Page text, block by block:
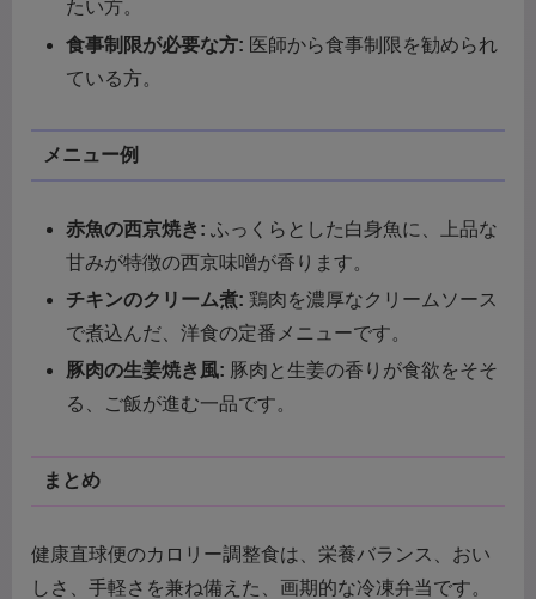
たい方。
食事制限が必要な方: 医師から食事制限を勧められ
ている方。
メニュー例
赤魚の西京焼き: ふっくらとした白身魚に、上品な
甘みが特徴の西京味噌が香ります。
チキンのクリーム煮: 鶏肉を濃厚なクリームソース
で煮込んだ、洋食の定番メニューです。
豚肉の生姜焼き風: 豚肉と生姜の香りが食欲をそそ
る、ご飯が進む一品です。
まとめ
健康直球便のカロリー調整食は、栄養バランス、おい
しさ、手軽さを兼ね備えた、画期的な冷凍弁当です。